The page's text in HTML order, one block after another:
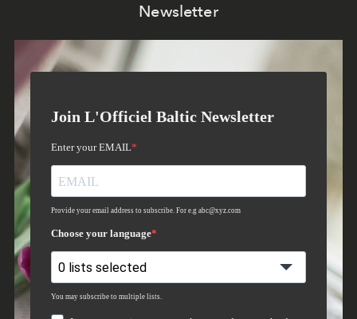
Newsletter